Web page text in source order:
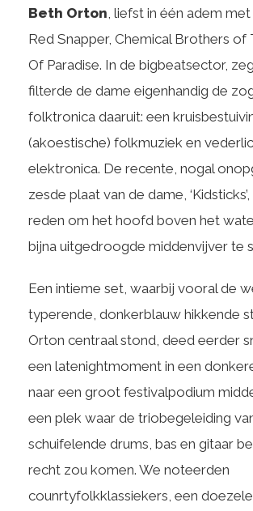
Beth Orton , liefst in één adem
Red Snapper, Chemical Brothers of
Of Paradise. In de bigbeatsector,
filterde de dame eigenhandig de
folktronica daaruit: een
(akoestische) folkmuziek en
elektronica. De recente, nogal
zesde plaat van de dame,
reden om het hoofd boven het
bijna uitgedroogde middenvijver te
Een intieme set, waarbij vooral de
typerende, donkerblauw hikkende
Orton centraal stond, deed eerder
een latenightmoment in een
naar een groot festivalpodium
een plek waar de triobegeleiding
schuifelende drums, bas en gitaar
recht zou komen. We noteerden
counrtyfolkklassiekers, een